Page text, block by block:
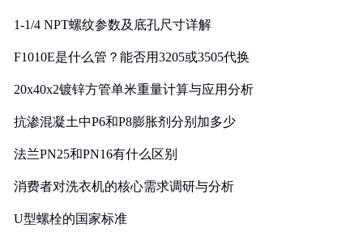
1-1/4 NPT螺纹参数及底孔尺寸详解
F1010E是什么管？能否用3205或3505代换
20x40x2镀锌方管单米重量计算与应用分析
抗渗混凝土中P6和P8膨胀剂分别加多少
法兰PN25和PN16有什么区别
消费者对洗衣机的核心需求调研与分析
U型螺栓的国家标准